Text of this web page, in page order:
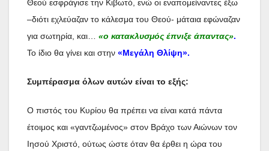
Θεού εσφράγισε την Κιβωτό, ενώ οι εναπομείναντες έξω
–διότι εχλεύαζαν το κάλεσμα του Θεού- μάταια εφώναζαν
για σωτηρία, και… «ο κατακλυσμός έπνιξε άπαντας».
Το ίδιο θα γίνει και στην «Μεγάλη Θλίψη».
Συμπέρασμα όλων αυτών είναι το εξής:
Ο πιστός του Κυρίου θα πρέπει να είναι κατά πάντα
έτοιμος και «γαντζωμένος» στον Βράχο των Αιώνων τον
Ιησού Χριστό, ούτως ώστε όταν θα έρθει η ώρα του